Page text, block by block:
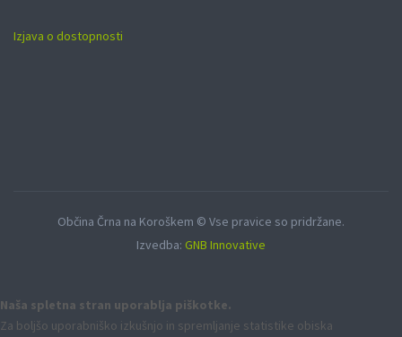
Izjava o dostopnosti
Občina Črna na Koroškem © Vse pravice so pridržane.
Izvedba: GNB Innovative
Naša spletna stran uporablja piškotke.
Za boljšo uporabniško izkušnjo in spremljanje statistike obiska